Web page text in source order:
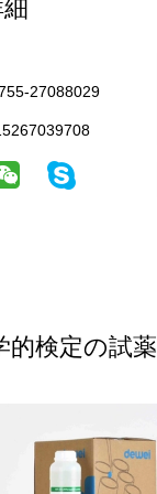
27088029
的検定の試薬